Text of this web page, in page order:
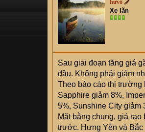
s
t
a
t
e
r
i
hưvô
Xe lăn
Sau giai đoạn tăng giá
đầu. Không phải giảm
Theo báo cáo thị trường
Sapphire giảm 8%,
5%, Sunshine City giảm
Mặt bằng chung, giá
trước. Hưng Yên và Bắc